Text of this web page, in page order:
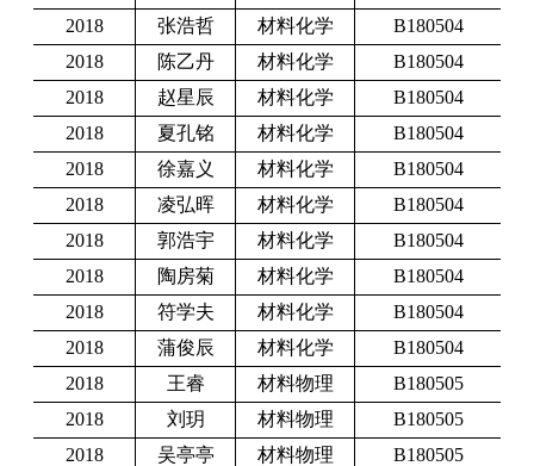
2018
张浩哲 材料化学
B180504
2018
陈乙丹 材料化学
B180504
2018
赵星辰 材料化学
B180504
2018
夏孔铭 材料化学
B180504
2018
徐嘉义 材料化学
B180504
2018
凌弘晖 材料化学
B180504
2018
郭浩宇 材料化学
B180504
2018
陶房菊 材料化学
B180504
2018
符学夫 材料化学
B180504
2018
蒲俊辰 材料化学
B180504
2018
王睿 材料物理
B180505
2018
刘玥 材料物理
B180505
2018
吴亭亭 材料物理
B180505